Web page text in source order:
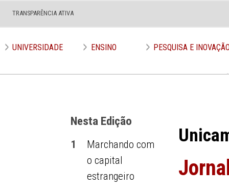
TRANSPARÊNCIA ATIVA
UNIVERSIDADE ENSINO PESQUISA E
Edição nº 590
Nesta Edição
1
Marchando com
o capital
estrangeiro